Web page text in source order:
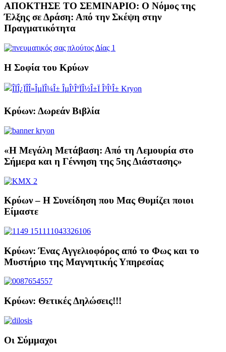
ΑΠΟΚΤΗΣΕ ΤΟ ΣΕΜΙΝΑΡΙΟ: Ο Νόμος της
Έλξης σε Δράση: Από την Σκέψη στην
Πραγματικότητα
Η Σοφία του Κρύων
Κρύων: Δωρεάν Βιβλία
«Η Μεγάλη Μετάβαση: Από τη Λεμουρία στο
Σήμερα και η Γέννηση της 5ης Διάστασης»
Κρύων – Η Συνείδηση που Μας Θυμίζει ποιοι
Είμαστε
Κρύων: Ένας Αγγελιοφόρος από το Φως και το
Μυστήριο της Μαγνητικής Υπηρεσίας
Κρύων: Θετικές Δηλώσεις!!!
Οι Σύμμαχοι